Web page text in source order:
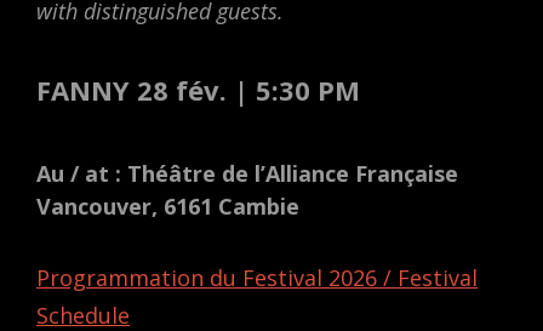
with distinguished guests.
FANNY 28 fév. | 5:30 PM
Au / at : Théâtre de l’Alliance Française
Vancouver, 6161 Cambie
Programmation du Festival 2026 / Festival
Schedule